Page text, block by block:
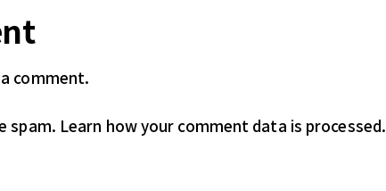
comment.
spam. Learn how your comment data is processed.